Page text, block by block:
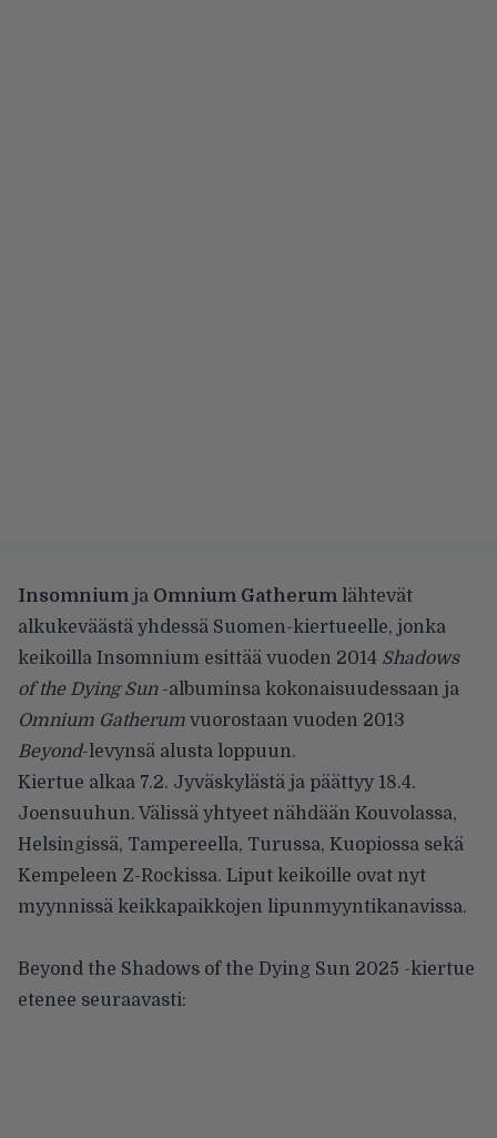
Insomnium ja Omnium Gatherum lähtevät
alkukeväästä yhdessä Suomen-kiertueelle, jonka
keikoilla Insomnium esittää vuoden 2014 Shadows
of the Dying Sun-albuminsa kokonaisuudessaan ja
Omnium Gatherum vuorostaan vuoden 2013
Beyond-levynsä alusta loppuun.
Kiertue alkaa 7.2. Jyväskylästä ja päättyy 18.4.
Joensuuhun. Välissä yhtyeet nähdään Kouvolassa,
Helsingissä, Tampereella, Turussa, Kuopiossa sekä
Kempeleen Z-Rockissa. Liput keikoille ovat nyt
myynnissä keikkapaikkojen lipunmyyntikanavissa.
Beyond the Shadows of the Dying Sun 2025 -kiertue
etenee seuraavasti: